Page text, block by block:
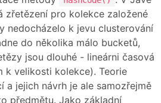
zřetězení pro kolekce založené
nedocházelo k jevu clusterování
do několika málo bucketů,
jsou dlouhé - lineárni časová
k velikosti kolekce). Teorie
a jejich návrh je ale samozřejmě
předmětu. Jako základní